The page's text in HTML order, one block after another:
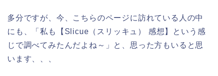
多分ですが、今、こちらのページに訪れている人の中
にも、「私も【Slicue（スリッキュ） 感想】という感
じで調べてみたんだよね～」と、思った方もいると思
います、、、